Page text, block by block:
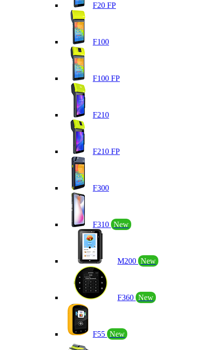
F20 FP
F100
F100 FP
F210
F210 FP
F300
F310 New
M200 New
F360 New
F55 New